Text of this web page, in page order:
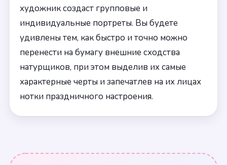
художник создаст групповые и
индивидуальные портреты. Вы будете
удивлены тем, как быстро и точно можно
перенести на бумагу внешние сходства
натурщиков, при этом выделив их самые
характерные черты и запечатлев на их лицах
нотки праздничного настроения.